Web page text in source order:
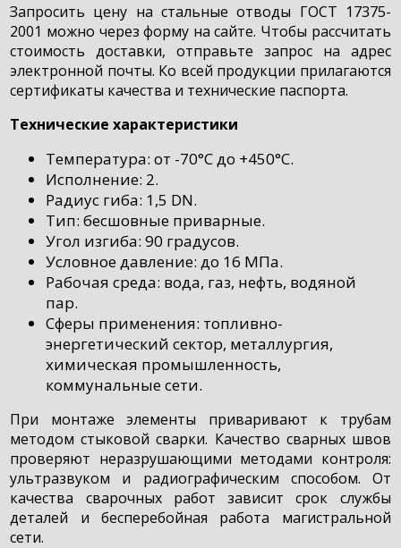
Запросить цену на стальные отводы ГОСТ 17375-
2001 можно через форму на сайте. Чтобы рассчитать
стоимость доставки, отправьте запрос на адрес
электронной почты. Ко всей продукции прилагаются
сертификаты качества и технические паспорта.
Технические характеристики
Температура: от -70°С до +450°С.
Исполнение: 2.
Радиус гиба: 1,5 DN.
Тип: бесшовные приварные.
Угол изгиба: 90 градусов.
Условное давление: до 16 МПа.
Рабочая среда: вода, газ, нефть, водяной
пар.
Сферы применения: топливно-
энергетический сектор, металлургия,
химическая промышленность,
коммунальные сети.
При монтаже элементы приваривают к трубам
методом стыковой сварки. Качество сварных швов
проверяют неразрушающими методами контроля:
ультразвуком и радиографическим способом. От
качества сварочных работ зависит срок службы
деталей и бесперебойная работа магистральной
сети.